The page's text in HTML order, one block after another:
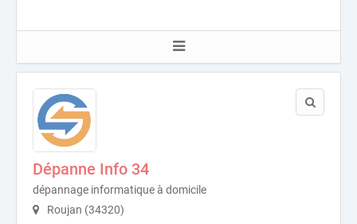
Dépanne Info 34
dépannage informatique à domicile
Roujan (34320)